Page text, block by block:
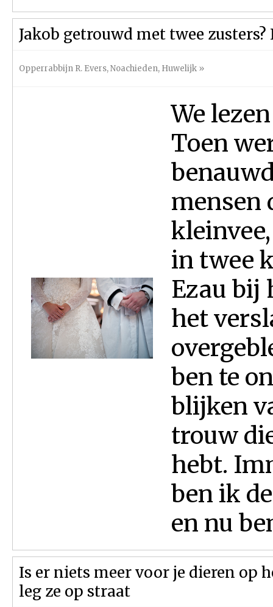
Jakob getrouwd met twee zusters?
Opperrabbijn R. Evers,Noachieden, Huwelijk »
We
Toen
mensen
in twee
Ezau bij
het
ben te
blijken
trouw
hebt.
ben ik
en nu
Is er niets meer voor je dieren op
leg ze op straat